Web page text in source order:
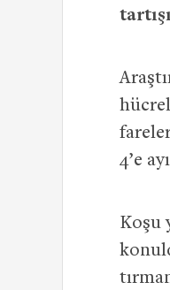
4’e
Koşu